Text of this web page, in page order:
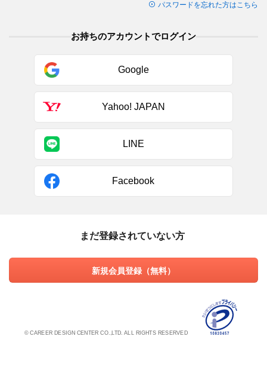
パスワードを忘れた方はこちら
お持ちのアカウントでログイン
Google
Yahoo! JAPAN
LINE
Facebook
まだ登録されていない方
新規会員登録（無料）
© CAREER DESIGN CENTER CO.,LTD. ALL RIGHTS RESERVED